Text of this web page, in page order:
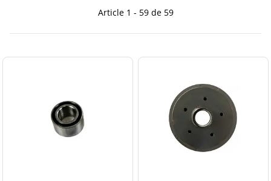
Article 1 - 59 de 59